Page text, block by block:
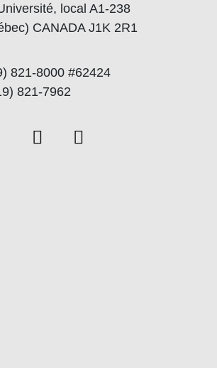
local A1-238
CANADA J1K 2R1
821-8000 #62424
821-7962